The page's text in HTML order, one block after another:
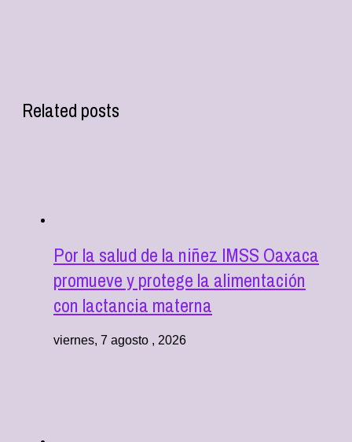
Related posts
Por la salud de la niñez IMSS Oaxaca
promueve y protege la alimentación
con lactancia materna
viernes, 7 agosto , 2026